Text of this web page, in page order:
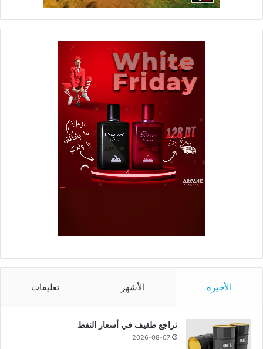
الأخيرة الأشهر تعليقات
تراجع طفيف في أسعار النفط
2026-08-07